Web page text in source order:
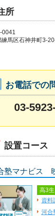
所
0041
練馬区石神井町3-
お電話での
03-
設置コース
塾マナビス
高3生
資料
河合